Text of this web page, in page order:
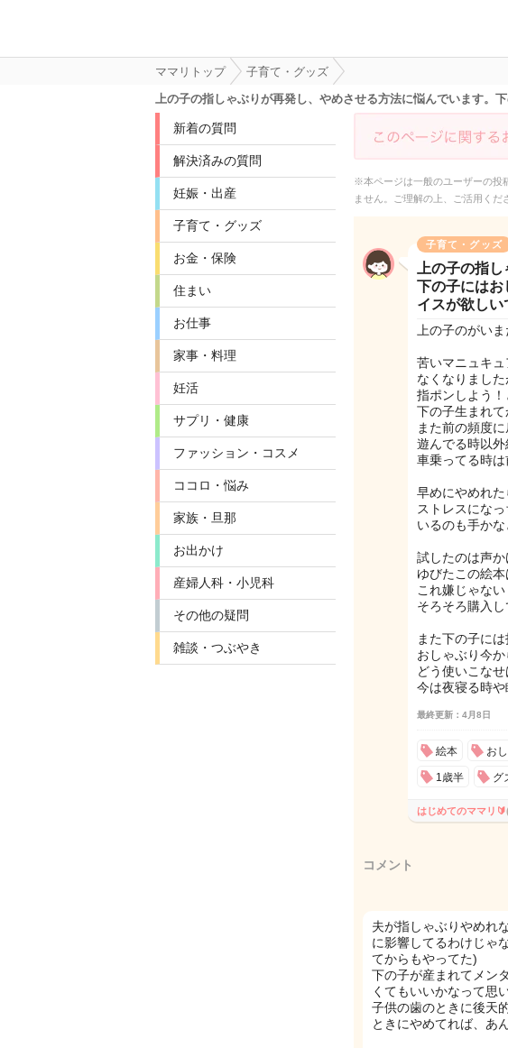
ママリトップ
子育て・グッズ
上の子の指しゃぶりが再発し、やめさせる方法に悩んでいます。
新着の質問
解決済みの質問
妊娠・出産
子育て・グッズ
お金・保険
住まい
お仕事
家事・料理
妊活
サプリ・健康
ファッション・コスメ
ココロ・悩み
家族・旦那
お出かけ
産婦人科・小児科
その他の疑問
雑談・つぶやき
※本ページは一般のユーザーの投
ません。ご理解の上、ご活用くだ
子育て・グッズ
上の子の指
下の子にはお
イスが欲しい
上の子のがい
苦いマニュキ
なくなりまし
指ポンしよう
下の子生まれ
また前の頻度
遊んでる時以外
車乗ってる時は
早めにやめれ
ストレスにな
いるのも手か
試したのは声
ゆびたこの絵
これ嫌じゃな
そろそろ購入
また下の子に
おしゃぶり今
どう使いこな
今は夜寝る時
最終更新：4月8日
絵本 お
1歳半 グ
はじめてのママリ🔰
コメント
夫が指しゃぶりやめれ
に影響してるわけじゃ
てからもやってた)
下の子が産まれてメン
くてもいいかなって思
子供の歯のときに後天
ときにやめてれば、あ